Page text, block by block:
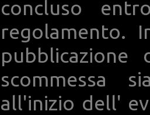
concluso
regolamento.
scommessa
all'inizio dell'